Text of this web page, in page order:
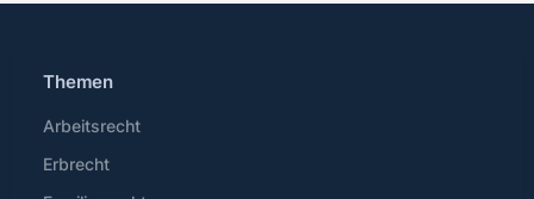
Themen
Arbeitsrecht
Erbrecht